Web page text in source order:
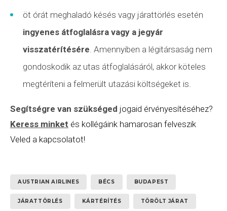
öt órát meghaladó késés vagy járattörlés esetén
ingyenes átfoglalásra vagy a jegyár
visszatérítésére . Amennyiben a légitársaság nem
gondoskodik az utas átfoglalásáról, akkor köteles
megtéríteni a felmerült utazási költségeket is.
Segítségre van szükséged jogaid érvényesítéséhez?
Keress minket és kollégáink hamarosan felveszik
Veled a kapcsolatot!
AUSTRIAN AIRLINES BÉCS BUDAPEST
JÁRATTÖRLÉS KÁRTÉRÍTÉS TÖRÖLT JÁRAT